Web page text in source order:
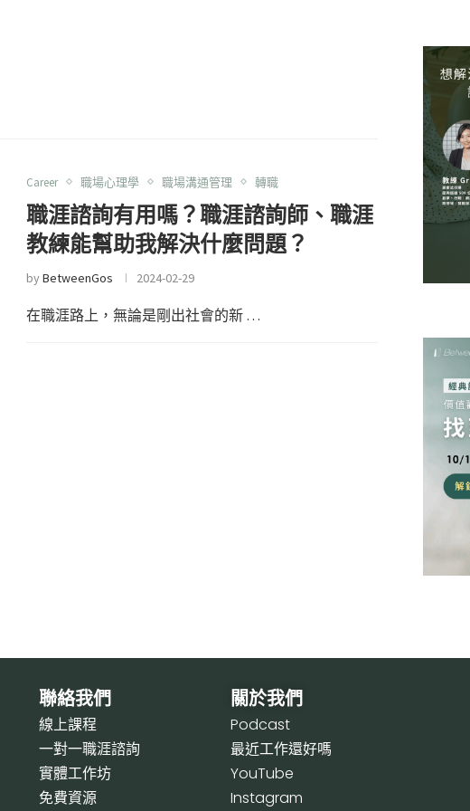
Career 職場心理學 職場溝通管理 轉職
職涯諮詢有用嗎？職涯諮詢師、職涯
教練能幫助我解決什麼問題？
byBetweenGos 2024-02-29
在職涯路上，無論是剛出社會的新 …
聯絡我們
線上課程
一對一職涯諮詢
實體工作坊
免費資源
關於我們
Podcast
最近工作還好嗎
YouTube
Instagram